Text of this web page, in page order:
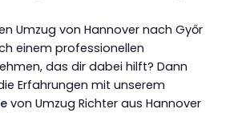
Umzug von Hannover nach Győr
einem professionellen
das dir dabei hilft? Dann
Erfahrungen mit unserem
von Umzug Richter aus Hannover